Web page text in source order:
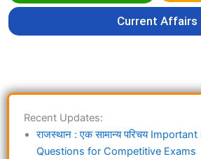
Current Affairs
Recent Updates:
राजस्थान : एक सामान्य परिचय
Questions for Competitive Exams